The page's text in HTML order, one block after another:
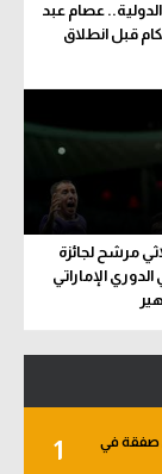
عصام عبد
قبل انطلاق
مرشح لجائزة
الإماراتي
1
صفقة في